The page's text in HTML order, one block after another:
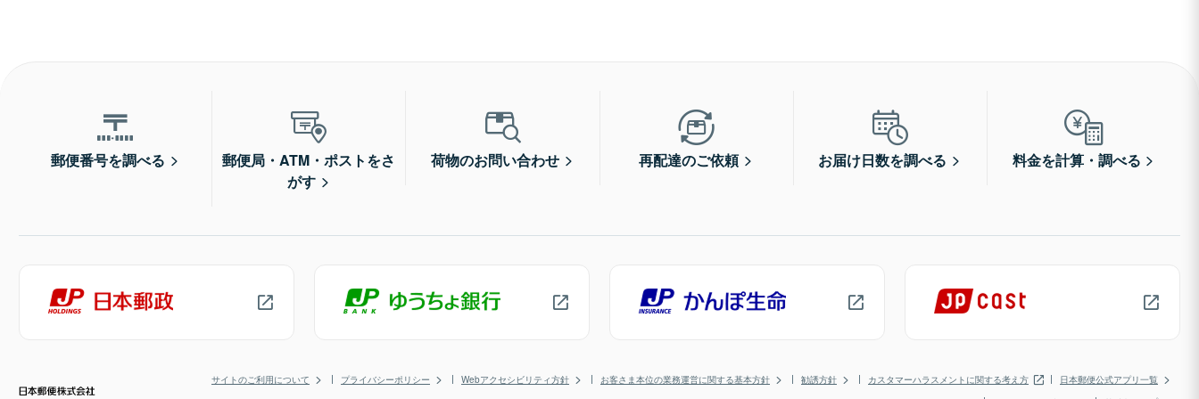
郵便番号を調べる
郵便局・ATM・ポストをさ
がす
荷物のお問い合わせ 再配達のご依頼 お届け日数を調べる 料金を計算・調べる
サイトのご利用について プライバシーポリシー Webアクセシビリティ方針 お客さま本位の業務運営に関する基本方針 勧誘方針 カスタマーハラスメントに関する考え方
日本郵便公式アプリ一覧